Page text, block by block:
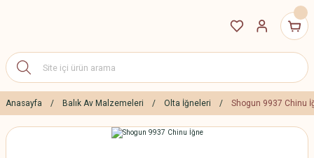
Anasayfa Balık Av Malzemeleri Olta İğneleri Shogun 9937 Chinu